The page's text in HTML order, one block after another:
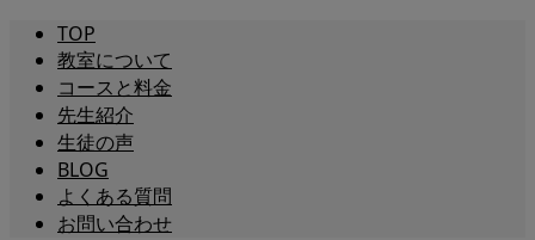
TOP
教室について
コースと料金
先生紹介
生徒の声
BLOG
よくある質問
お問い合わせ